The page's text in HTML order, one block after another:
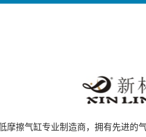
擦气缸专业制造商，拥有先进的